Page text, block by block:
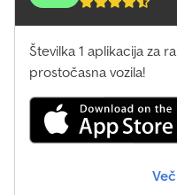
Številka 1 aplikacija za
prostočasna vozila!